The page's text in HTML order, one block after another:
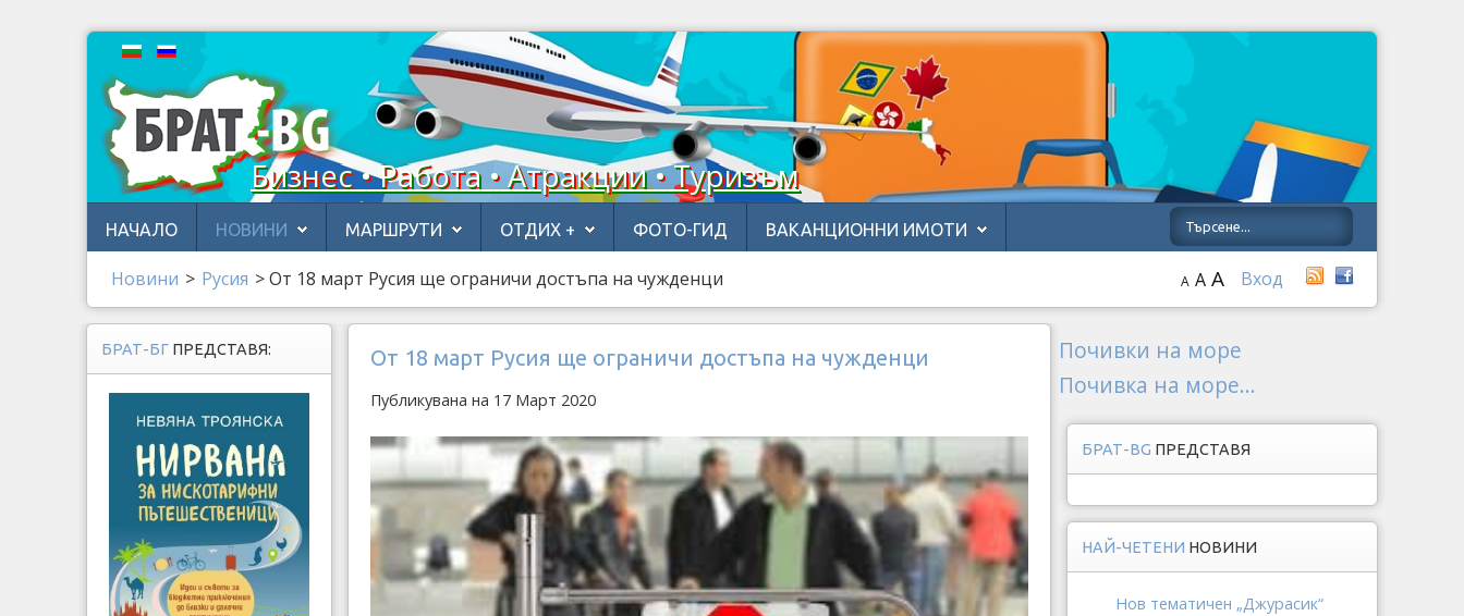
Бизнес • Работа • Атракции • Туризъм
НАЧАЛО НОВИНИ МАРШРУТИ ОТДИХ + ФОТО-ГИД ВАКАНЦИОННИ ИМОТИ
Новини > Русия >От 18 март Русия ще ограничи достъпа на чужденци Вход
A A A
От 18 март Русия ще ограничи достъпа на чужденци
Публикувана на 17 Март 2020
БРАТ-БГ ПРЕДСТАВЯ:
Почивки на море
Почивка на море...
БРАТ-BG ПРЕДСТАВЯ
НАЙ-ЧЕТЕНИ НОВИНИ
Нов тематичен „Джурасик“